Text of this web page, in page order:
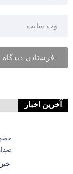
آخرین اخبار